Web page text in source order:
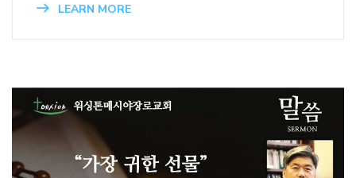
LEARN MORE